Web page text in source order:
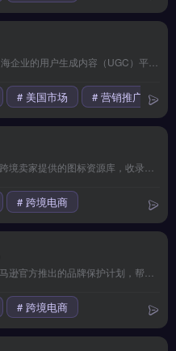
# 美国市场 # 营销推广
# 跨境电商
# 跨境电商